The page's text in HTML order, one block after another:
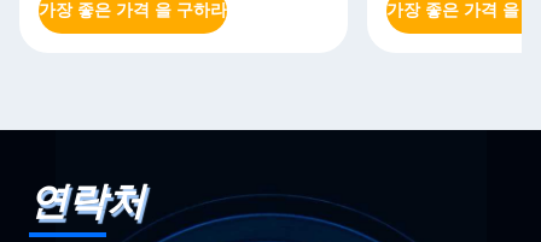
가장 좋은 가격 을 구하라 가장 좋은 가격 을
연락처